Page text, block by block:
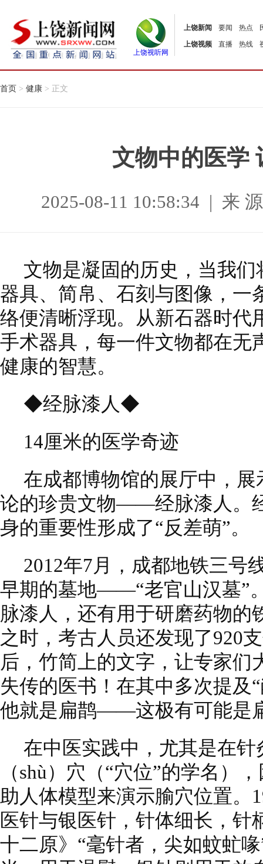
上饶视听网
上饶新闻 要闻 热点
上饶视频
直播 热线
首页 > 健康 > 正文
文物中的医学
2025-08-11 10:58:34 | 来
文物是凝固的历史，当我
器具、简帛、石刻与图像，一
络便清晰浮现。从新石器时代
手术器具，每一件文物都在无
健康的智慧。
◆经脉漆人◆
14厘米的医学奇迹
在成都博物馆的展厅中，
论的珍贵文物——经脉漆人。
身的重要性形成了“反差萌”。
2012年7月，成都地铁三号
早期的墓地——“老官山汉墓”
脉漆人，还有用于研磨药物的
之时，考古人员还发现了920
后，竹简上的文字，让专家
失传的医书！在其中多次提及
他就是扁鹊——这极有可能是
在中医实践中，尤其是在
（shù）穴（“穴位”的学名）
助人体模型来演示腧穴位置。
医针与银医针，针体细长，针
十二原》“毫针者，尖如蚊虻